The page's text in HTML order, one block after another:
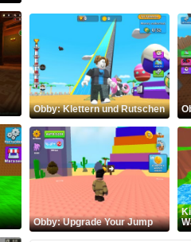
Obby: Klettern und Rutschen
Obby: Upgrade Your Jump